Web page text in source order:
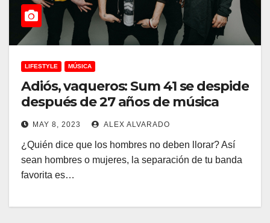
LIFESTYLE MÚSICA
Adiós, vaqueros: Sum 41 se despide
después de 27 años de música
MAY 8, 2023 ALEX ALVARADO
¿Quién dice que los hombres no deben llorar? Así
sean hombres o mujeres, la separación de tu banda
favorita es…